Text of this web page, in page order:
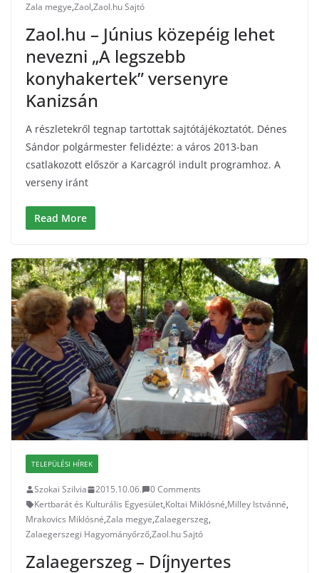
Zala megye,Zaol,Zaol.hu Sajtó
Zaol.hu – Június közepéig lehet
nevezni „A legszebb
konyhakertek” versenyre
Kanizsán
A részletekről tegnap tartottak sajtótájékoztatót. Dénes
Sándor polgármester felidézte: a város 2013-ban
csatlakozott először a Karcagról indult programhoz. A
verseny iránt
Read More
TELEPÜLÉSI HÍREK
Szokai Szilvia 2015.10.06.
0 Comments
Kertbarát és Kulturális Egyesület,Koltai Miklósné,Milley Istvánné,
Mrakovics Miklósné,Zala megye,Zalaegerszeg,
Zalaegerszegi Hagyományőrző,Zaol.hu Sajtó
Zalaegerszeg – Díjnyertes